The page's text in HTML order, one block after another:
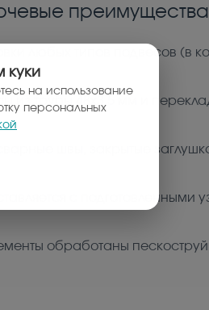
любых типов подвесов (в
из трубы 48x3.5 мм и
швы, закрытые
с подготовленными
обработаны
куки
на использование
персональных